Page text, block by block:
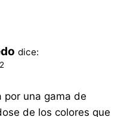
dice:
por una gama de
de los colores que